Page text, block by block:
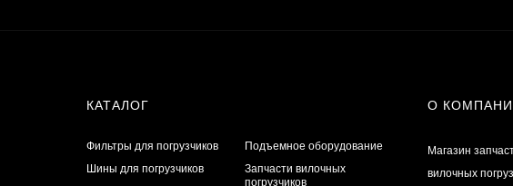
КАТАЛОГ
Фильтры для погрузчиков
Шины для погрузчиков
Подъемное оборудование
Запчасти вилочных
погрузчиков
О
Магазин
вилочных